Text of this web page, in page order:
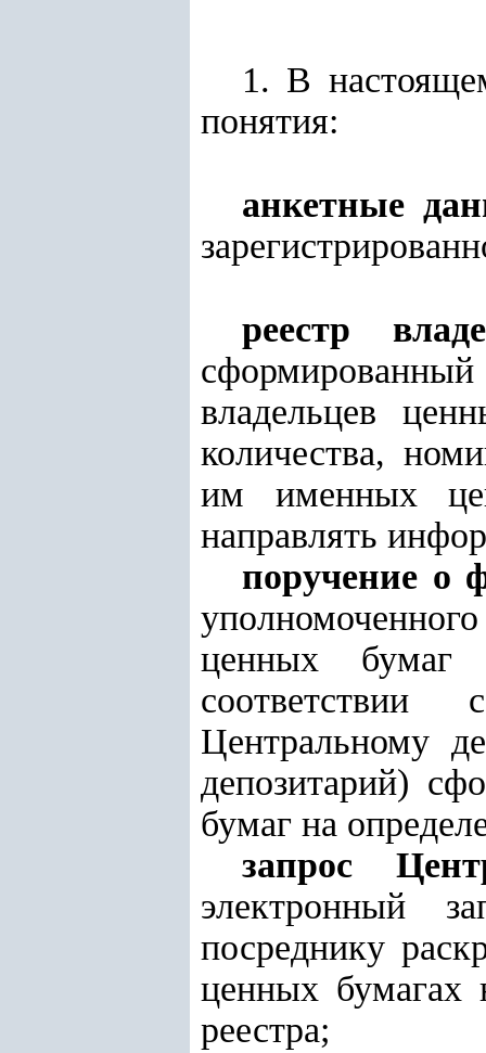
1. В
понятия:
анкетные
реестр
сформированный
владельцев
количества,
им именных
направлять
поручение о
ценных бумаг
соответствии
Центральному
депозитарий)
бумаг на
запрос
электронный
посреднику
ценных бумагах
реестра;